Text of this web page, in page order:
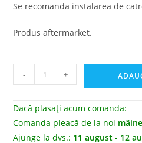
Se recomanda instalarea de
Produs aftermarket.
- +
Dacă plasați acum comanda:
Comanda pleacă de la noi
Ajunge la dvs.: 11 august - 12